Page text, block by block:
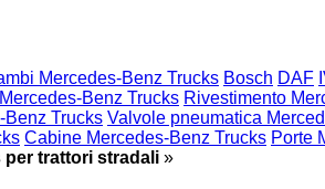
Mercedes-Benz Trucks Bosch DAF
Benz Trucks Rivestimento
Benz Trucks Valvole pneumatica
Cabine Mercedes-Benz Trucks Porte
per trattori stradali »